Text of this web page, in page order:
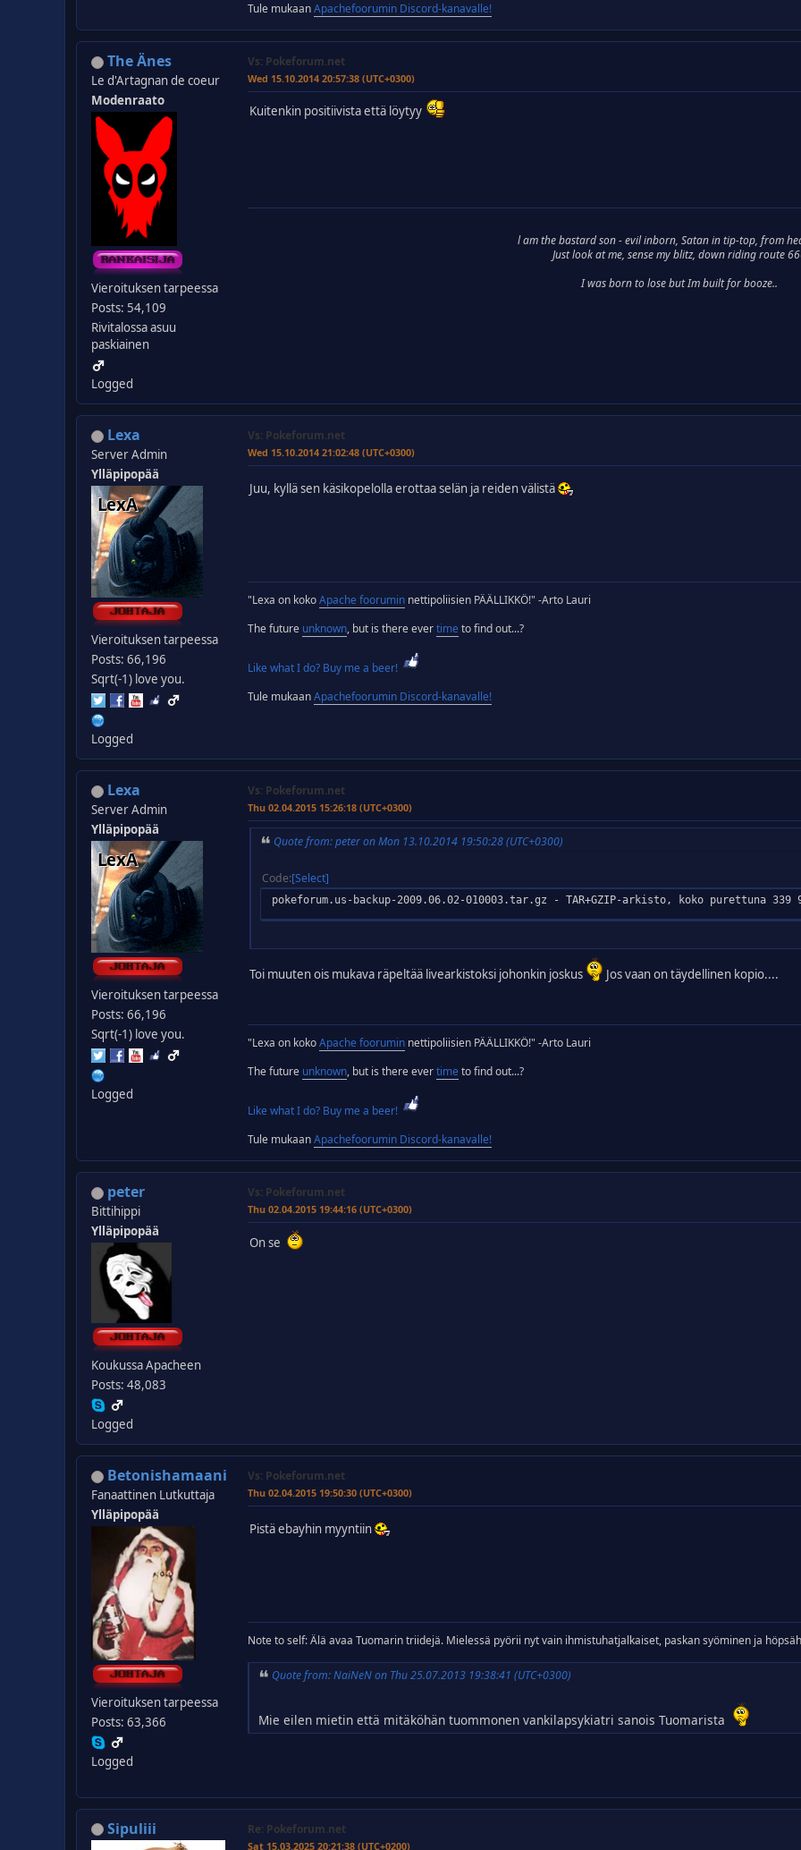
Tule mukaanApachefoorumin Discord-kanavalle!
The Änes
Le d'Artagnan de coeur
Modenraato
Vieroituksen tarpeessa
Posts: 54,109
Rivitalossa asuu
paskiainen
Logged
Vs: Pokeforum.net
Wed 15.10.2014 20:57:38 (UTC+0300)
Kuitenkin positiivista että löytyy
l am the bastard son - evil inborn, Satan in tip-top, from
Just look at me, sense my blitz, down riding route
I was born to lose but Im built for booze..
Lexa
Server Admin
Ylläpipopää
Vieroituksen tarpeessa
Posts: 66,196
Sqrt(-1) love you.
Logged
Vs: Pokeforum.net
Wed 15.10.2014 21:02:48 (UTC+0300)
Juu, kyllä sen käsikopelolla erottaa selän ja reiden välistä
"Lexa on kokoApache foorumin nettipoliisien PÄÄLLIKKÖ!" -Arto Lauri
The future unknown, but is there evertime to find out...?
Like what I do? Buy me a beer!
Tule mukaanApachefoorumin Discord-kanavalle!
Lexa
Server Admin
Ylläpipopää
Vieroituksen tarpeessa
Posts: 66,196
Sqrt(-1) love you.
Logged
Vs: Pokeforum.net
Thu 02.04.2015 15:26:18 (UTC+0300)
Quote from: peter on Mon 13.10.2014 19:50:28 (UTC+0300)
Code Select
pokeforum.us-backup-2009.06.02-010003.tar.gz - TAR+GZIP-arkisto, koko purettuna 339
Toi muuten ois mukava räpeltää livearkistoksi johonkin joskus Jos vaan on täydellinen kopio....
"Lexa on kokoApache foorumin nettipoliisien PÄÄLLIKKÖ!" -Arto Lauri
The future unknown, but is there evertime to find out...?
Like what I do? Buy me a beer!
Tule mukaanApachefoorumin Discord-kanavalle!
peter
Bittihippi
Ylläpipopää
Koukussa Apacheen
Posts: 48,083
Logged
Vs: Pokeforum.net
Thu 02.04.2015 19:44:16 (UTC+0300)
On se
Betonishamaani
Fanaattinen Lutkuttaja
Ylläpipopää
Vieroituksen tarpeessa
Posts: 63,366
Logged
Vs: Pokeforum.net
Thu 02.04.2015 19:50:30 (UTC+0300)
Pistä ebayhin myyntiin
Note to self: Älä avaa Tuomarin triidejä. Mielessä pyörii nyt vain ihmistuhatjalkaiset, paskan syöminen ja
Quote from: NaiNeN on Thu 25.07.2013 19:38:41 (UTC+0300)
Mie eilen mietin että mitäköhän tuommonen vankilapsykiatri sanois Tuomarista
Sipuliii Re: Pokeforum.net
Sat 15.03.2025 20:21:38 (UTC+0200)